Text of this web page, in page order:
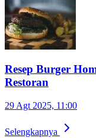
Resep Burger
Restoran
29 Agt 2025, 11:00
Selengkapnya